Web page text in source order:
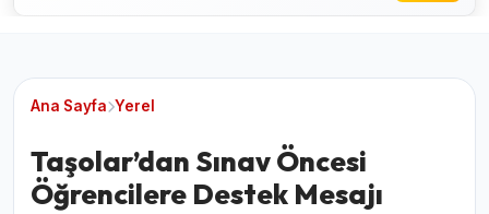
Ana Sayfa Yerel
Taşolar’dan Sınav Öncesi
Öğrencilere Destek Mesajı